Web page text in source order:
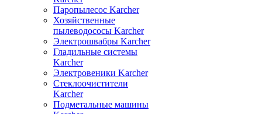
Паропылесос Karcher
Хозяйственные
пылеводососы Karcher
Электрошвабры Karcher
Гладильные системы
Karcher
Электровеники Karcher
Стеклоочистители
Karcher
Подметальные машины